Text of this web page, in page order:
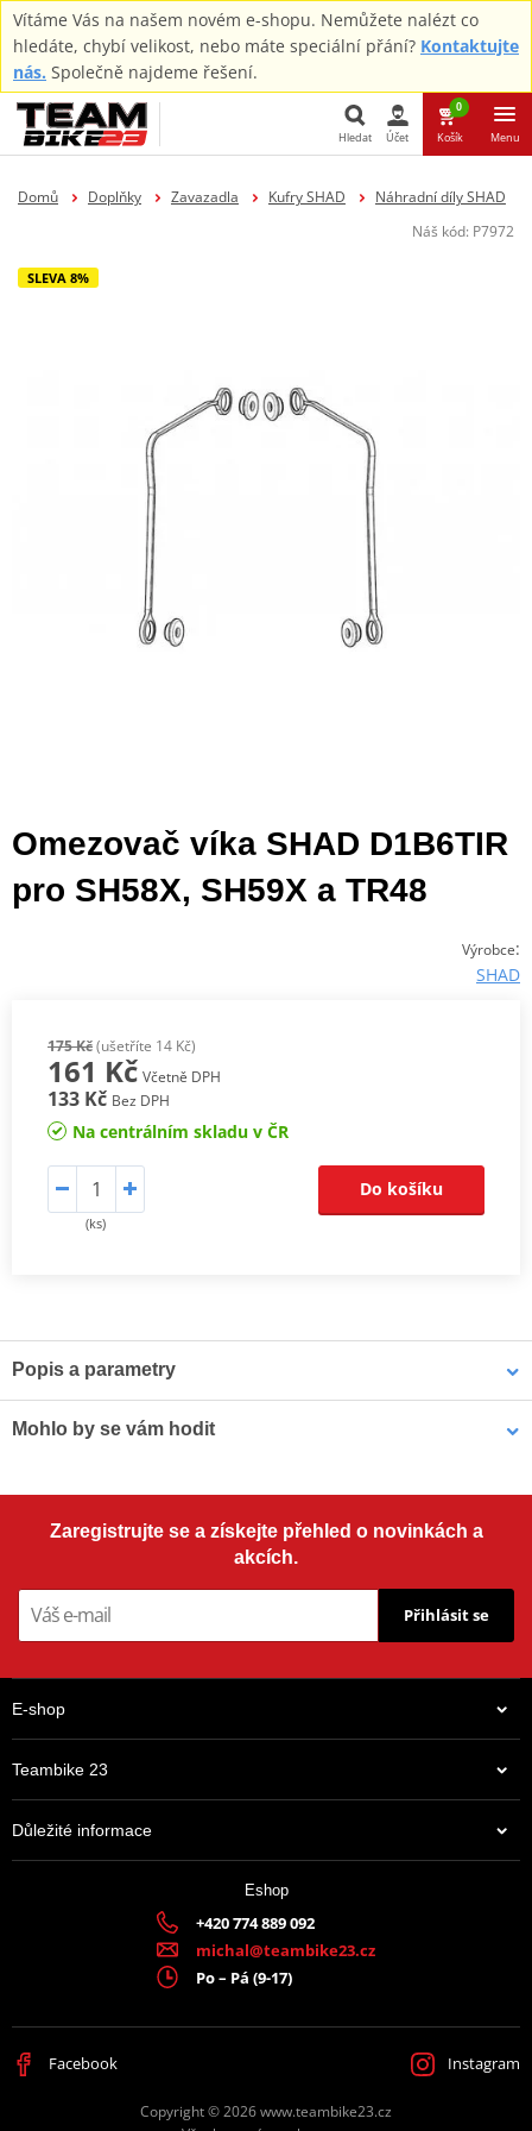
Vítáme Vás na našem novém e-shopu. Nemůžete nalézt co
hledáte, chybí velikost, nebo máte speciální přání? Kontaktujte
nás. Společně najdeme řešení.
Hledat
Hledat Účet
0
Košík Menu
Domů Doplňky Zavazadla Kufry SHAD
Náhradní díly SHAD
Náš kód: P7972
SLEVA 8%
Omezovač víka SHAD D1B6TIR
pro SH58X, SH59X a TR48
Výrobce:
SHAD
175 Kč(ušetříte 14 Kč)
161 Kč Včetně DPH
133 Kč Bez DPH
Na centrálním skladu v ČR
(ks)
Do košíku
Popis a parametry
Mohlo by se vám hodit
(rozšiřitelný koncept) se zámkem PREMIUM
7 210 Kč
Zaregistrujte se a získejte přehled o novinkách a
akcích.
Přihlásit se
E-shop
Teambike 23
Důležité informace
Eshop
+420 774 889 092
michal@teambike23.cz
Po – Pá (9-17)
Facebook Instagram
Copyright © 2026 www.teambike23.cz